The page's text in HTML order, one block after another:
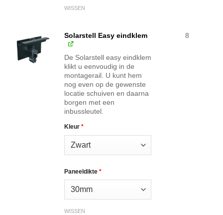
WISSEN
Solarstell Easy eindklem
De Solarstell easy eindklem
klikt u eenvoudig in de
montagerail. U kunt hem
nog even op de gewenste
locatie schuiven en daarna
borgen met een
inbussleutel.
Kleur*
Paneeldikte*
WISSEN
8